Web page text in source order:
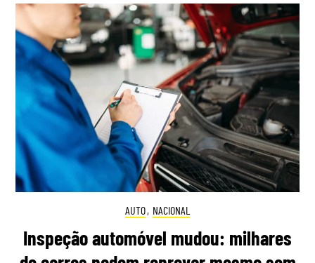
AUTO, NACIONAL
Inspeção automóvel mudou: milhares